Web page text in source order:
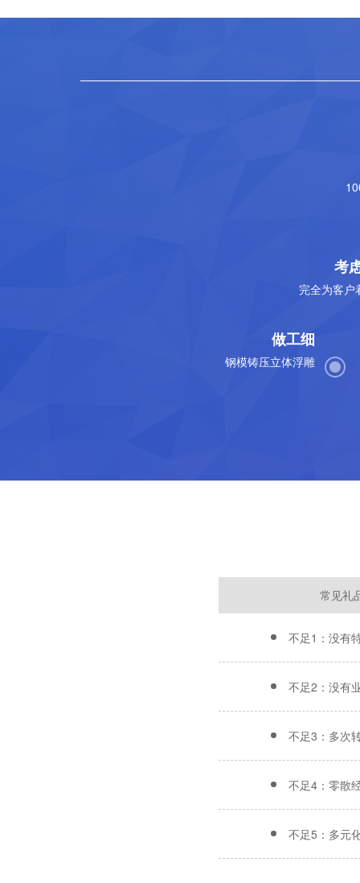
考
完全为客户
做工细
钢模铸压立体浮雕
常见礼
不足1：没有
不足2：没有
不足3：多次
不足4：零散
不足5：多元